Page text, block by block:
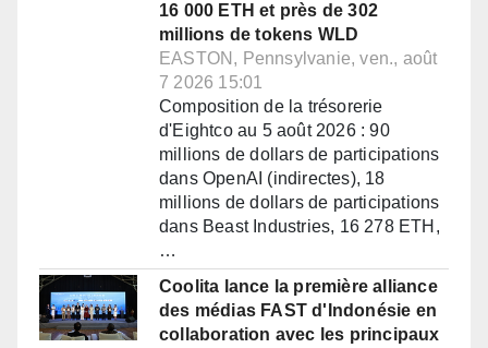
16 000 ETH et près de 302
millions de tokens WLD
EASTON, Pennsylvanie, ven., août
7 2026 15:01
Composition de la trésorerie
d'Eightco au 5 août 2026 : 90
millions de dollars de participations
dans OpenAI (indirectes), 18
millions de dollars de participations
dans Beast Industries, 16 278 ETH,
…
Coolita lance la première alliance
des médias FAST d'Indonésie en
collaboration avec les principaux